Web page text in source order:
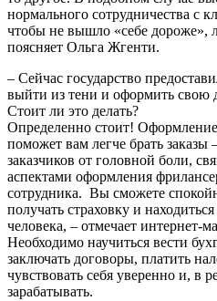
нормального сотрудничества с
чтобы не вышло «себе дороже»,
поясняет Ольга Жгенти.
– Сейчас государство
выйти из тени и оформить свою
Стоит ли это делать?
Определенно стоит!
поможет вам легче брать заказы
заказчиков от головной боли,
аспектами оформления
сотрудника. Вы сможете
получать страховку и
человека, – отмечает интернет-
Необходимо научиться вести
заключать договоры, платить
чувствовать себя уверенно и, в
зарабатывать.